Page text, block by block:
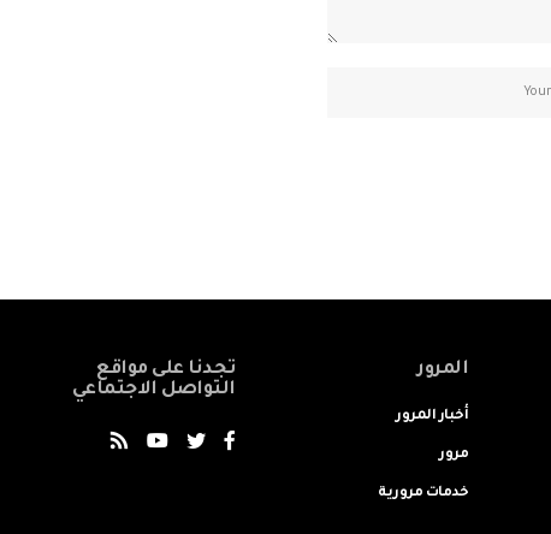
المرور
أخبار المرور
مرور
خدمات مرورية
تجدنا على مواقع
التواصل الاجتماعي